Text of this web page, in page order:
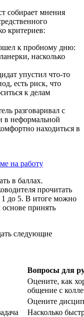
собирает мнения
критериев:
к пробному дню:
насколько
упустил что-то
есть риск, что
к делам
разговаривал с
в неформальной
находиться в
на работу
в баллах.
прочитать
1 до 5. В итоге можно
принять
следующие
Вопросы для
Оцените, как
общение с
Оцените
Насколько